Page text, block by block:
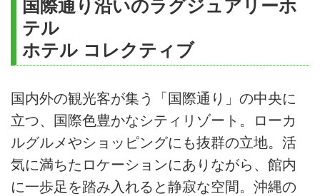
国際通り沿いのラグジュアリーホ
テル
ホテル コレクティブ
国内外の観光客が集う「国際通り」の中央に
立つ、国際色豊かなシティリゾート。ローカ
ルグルメやショッピングにも抜群の立地。活
気に満ちたロケーションにありながら、館内
に一歩足を踏み入れると静寂な空間。沖縄の